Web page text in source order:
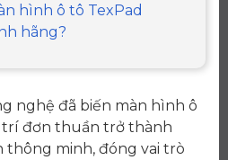
hình ô tô TexPad
hãng?
nghệ đã biến màn hình ô
đơn thuần trở thành
minh, đóng vai trò